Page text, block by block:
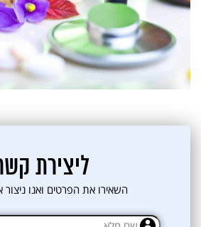
ליצירת
השאירו את הפרטים ואנו